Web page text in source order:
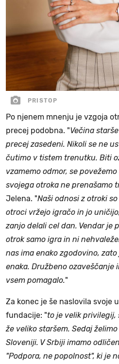
PRISTOP
Po njenem mnenju je vzgoja
precej podobna. "Večina
precej zasedeni. Nikoli se ne
čutimo v tistem trenutku. Biti
vzamemo odmor, se
svojega otroka ne prenašamo
Jelena. "Naši odnosi z otroki
otroci vržejo igračo in jo
zanjo delali cel dan. Vendar je
otrok samo igra in ni
nas ima enako zgodovino,
enaka. Družbeno ozaveščanje
vsem pomagalo."
Za konec je še naslovila svoje
fundacije: "to je velik privilegij,
že veliko staršem. Sedaj
Sloveniji. V Srbiji imamo
"Podpora, ne popolnost", ki je